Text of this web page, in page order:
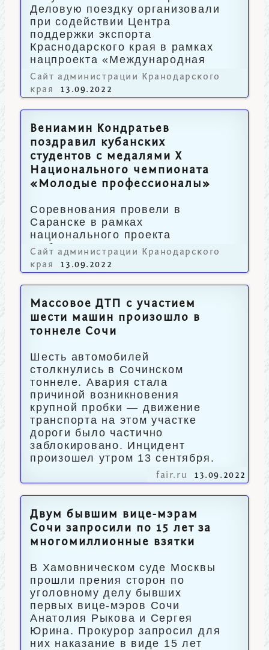
Деловую поездку организовали
при содействии Центра
поддержки экспорта
Краснодарского края в рамках
нацпроекта «Международная
кооперация и экспорт».
Сайт администрации Кранодарского
края
13.09.2022
Вениамин Кондратьев
поздравил кубанских
студентов с медалями X
Национального чемпионата
«Молодые профессионалы»
Соревнования провели в
Саранске в рамках
национального проекта
«Образование».
Сайт администрации Кранодарского
края
13.09.2022
Массовое ДТП с участием
шести машин произошло в
тоннеле Сочи
Шесть автомобилей
столкнулись в Сочинском
тоннеле. Авария стала
причиной возникновения
крупной пробки — движение
транспорта на этом участке
дороги было частично
заблокировано. Инцидент
произошел утром 13 сентября.
fair.ru 13.09.2022
Двум бывшим вице-мэрам
Сочи запросили по 15 лет за
многомиллионные взятки
В Хамовническом суде Москвы
прошли прения сторон по
уголовному делу бывших
первых вице-мэров Сочи
Анатолия Рыкова и Сергея
Юрина. Прокурор запросил для
них наказание в виде 15 лет